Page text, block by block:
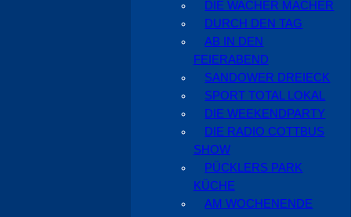
DIE WACHER MACHER
DURCH DEN TAG
AB IN DEN
FEIERABEND
SANDOWER DREIECK
SPORT TOTAL LOKAL
DIE WEEKENDPARTY
DIE RADIO COTTBUS
SHOW
PÜCKLERS PARK
KÜCHE
AM WOCHENENDE